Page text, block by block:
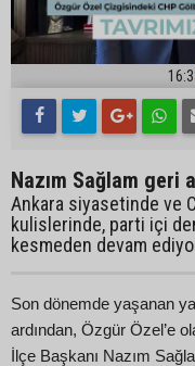
Nazım Sağlam geri
Ankara siyasetinde ve
kulislerinde, parti içi
kesmeden devam
Son dönemde yaşanan
ardından, Özgür Özel’e
İlçe Başkanı Nazım